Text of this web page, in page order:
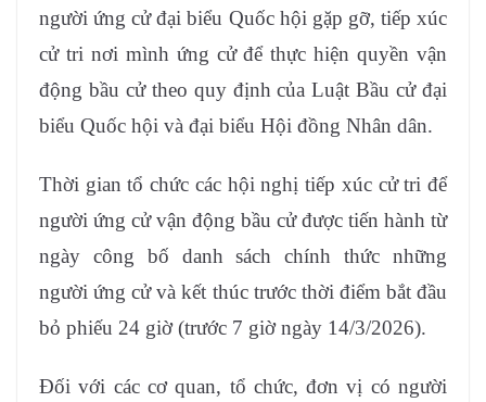
người ứng cử đại biểu Quốc hội gặp gỡ, tiếp xúc
cử tri nơi mình ứng cử để thực hiện quyền vận
động bầu cử theo quy định của Luật Bầu cử đại
biểu Quốc hội và đại biểu Hội đồng Nhân dân.
Thời gian tổ chức các hội nghị tiếp xúc cử tri để
người ứng cử vận động bầu cử được tiến hành từ
ngày công bố danh sách chính thức những
người ứng cử và kết thúc trước thời điểm bắt đầu
bỏ phiếu 24 giờ (trước 7 giờ ngày 14/3/2026).
Đối với các cơ quan, tổ chức, đơn vị có người